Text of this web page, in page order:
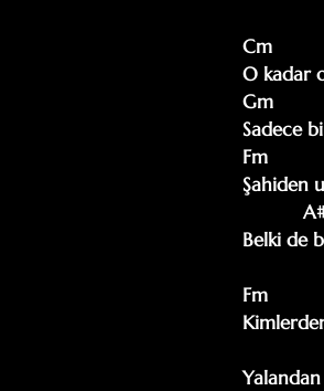
Cm
O kadar
Sadece
Fm
Şahiden
           A#                                                  Fm     Gm    G#
Belki de
Fm